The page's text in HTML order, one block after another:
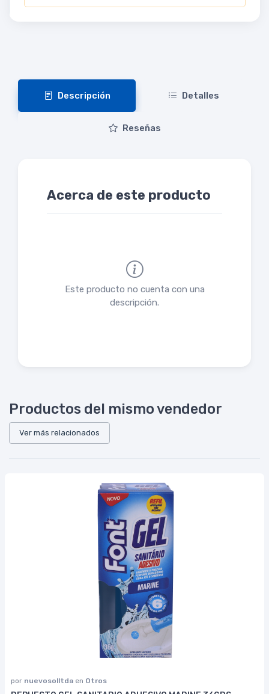
Descripción Detalles
Reseñas
Acerca de este producto
Este producto no cuenta con una
descripción.
Productos del mismo vendedor
Ver más relacionados
por nuevosolltda en Otros